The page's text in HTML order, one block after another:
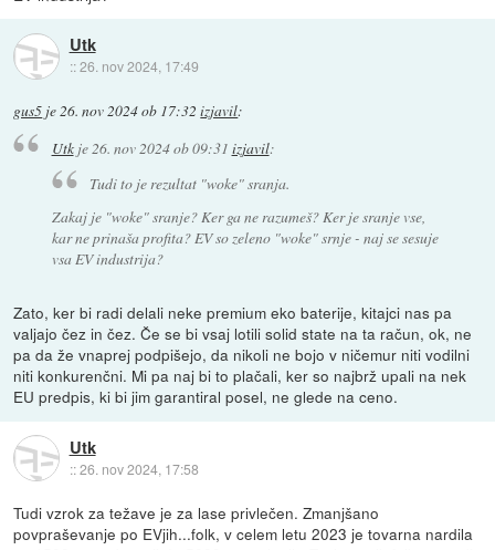
Utk
::26. nov 2024, 17:49
gus5 je26. nov 2024 ob 17:32 izjavil:
Utkje 26. nov 2024 ob 09:31 izjavil:
Tudi to je rezultat "woke" sranja.
Zakaj je "woke" sranje? Ker ga ne razumeš? Ker je sranje vse,
kar ne prinaša profita? EV so zeleno "woke" srnje - naj se sesuje
vsa EV industrija?
Zato, ker bi radi delali neke premium eko baterije, kitajci nas pa
valjajo čez in čez. Če se bi vsaj lotili solid state na ta račun, ok, ne
pa da že vnaprej podpišejo, da nikoli ne bojo v ničemur niti vodilni
niti konkurenčni. Mi pa naj bi to plačali, ker so najbrž upali na nek
EU predpis, ki bi jim garantiral posel, ne glede na ceno.
Utk
::26. nov 2024, 17:58
Tudi vzrok za težave je za lase privlečen. Zmanjšano
povpraševanje po EVjih...folk, v celem letu 2023 je tovarna nardila